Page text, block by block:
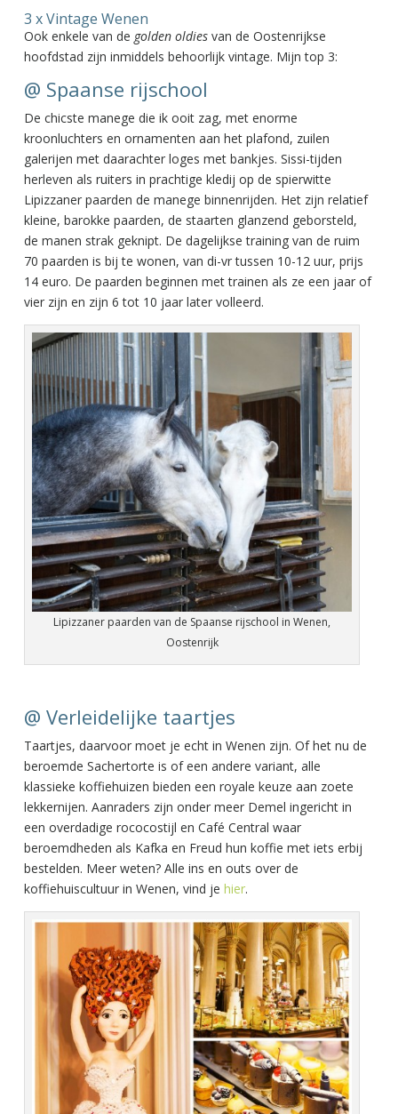
3 x Vintage Wenen
Ook enkele van de golden oldiesvan de Oostenrijkse
hoofdstad zijn inmiddels behoorlijk vintage. Mijn top 3:
@ Spaanse rijschool
De chicste manege die ik ooit zag, met enorme
kroonluchters en ornamenten aan het plafond, zuilen
galerijen met daarachter loges met bankjes. Sissi-tijden
herleven als ruiters in prachtige kledij op de spierwitte
Lipizzaner paarden de manege binnenrijden. Het zijn relatief
kleine, barokke paarden, de staarten glanzend geborsteld,
de manen strak geknipt. De dagelijkse training van de ruim
70 paarden is bij te wonen, van di-vr tussen 10-12 uur, prijs
14 euro. De paarden beginnen met trainen als ze een jaar of
vier zijn en zijn 6 tot 10 jaar later volleerd.
Lipizzaner paarden van de Spaanse rijschool in Wenen,
Oostenrijk
@ Verleidelijke taartjes
Taartjes, daarvoor moet je echt in Wenen zijn. Of het nu de
beroemde Sachertorte is of een andere variant, alle
klassieke koffiehuizen bieden een royale keuze aan zoete
lekkernijen. Aanraders zijn onder meer Demel ingericht in
een overdadige rococostijl en Café Central waar
beroemdheden als Kafka en Freud hun koffie met iets erbij
bestelden. Meer weten? Alle ins en outs over de
koffiehuiscultuur in Wenen, vind je hier.